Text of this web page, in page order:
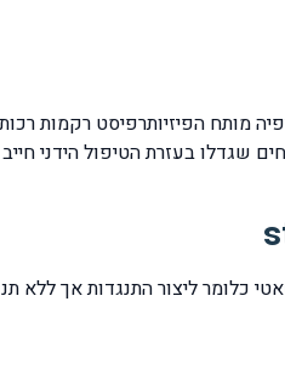
מותח הפיזיותרפיסט רקמות
שגדלו בעזרת הטיפול הידני
כלומר ליצור התנגדות אך ללא